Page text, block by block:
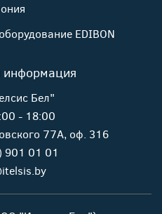
EDIBON
информация
Бел"
- 18:00
77А, оф. 316
901 01 01